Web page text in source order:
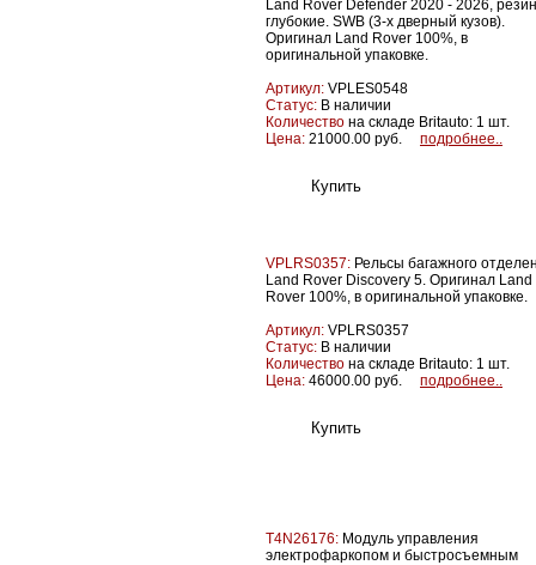
Land Rover Defender 2020 - 2026,
глубокие. SWB (3-х дверный кузов).
Оригинал Land Rover 100%, в
оригинальной упаковке.
Артикул: VPLES0548
Статус: В наличии
Количество на складе Britauto: 1 шт.
Цена: 21000.00 руб. подробнее..
VPLRS0357: Рельсы багажного
Land Rover Discovery 5. Оригинал Land
Rover 100%, в оригинальной упаковке.
Артикул: VPLRS0357
Статус: В наличии
Количество на складе Britauto: 1 шт.
Цена: 46000.00 руб. подробнее..
T4N26176: Модуль управления
электрофаркопом и быстросъемным